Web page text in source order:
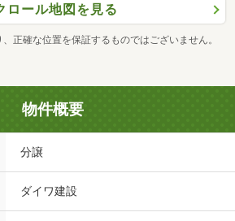
ロール地図を見る
正確な位置を保証するものではございません。
物件概要
分譲
ダイワ建設